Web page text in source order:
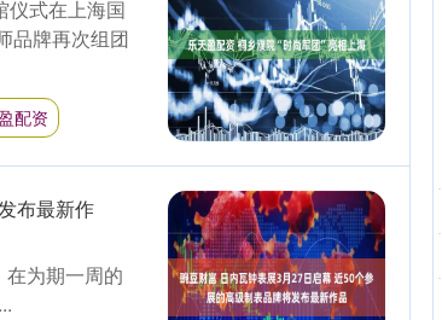
仪式在上海国
品牌再次组团
配资
布最新作
在为期一周的